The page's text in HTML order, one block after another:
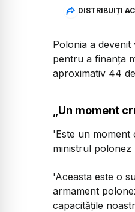
DISTRIBUIȚI
Polonia a
pentru a finanța
aproximativ 44
„Un moment
'Este un moment
ministrul polonez
'Aceasta este o
armament
capacitățile